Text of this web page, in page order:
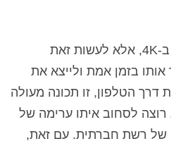
היכולת לא רק לצלם וידאו ב-4K, אלא לעשות זאת
בזמן אמת ולייצא את
דרך הטלפון, זו תכונה מעולה
רוצה לסחוב איתו ערימה של
של רשת חברתית. עם זאת,